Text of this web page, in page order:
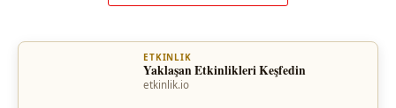
ETKINLIK
Yaklaşan Etkinlikleri Keşfedin
etkinlik.io